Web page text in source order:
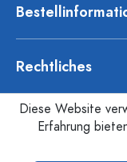
Rechtliches
Diese Website
Erfahrung